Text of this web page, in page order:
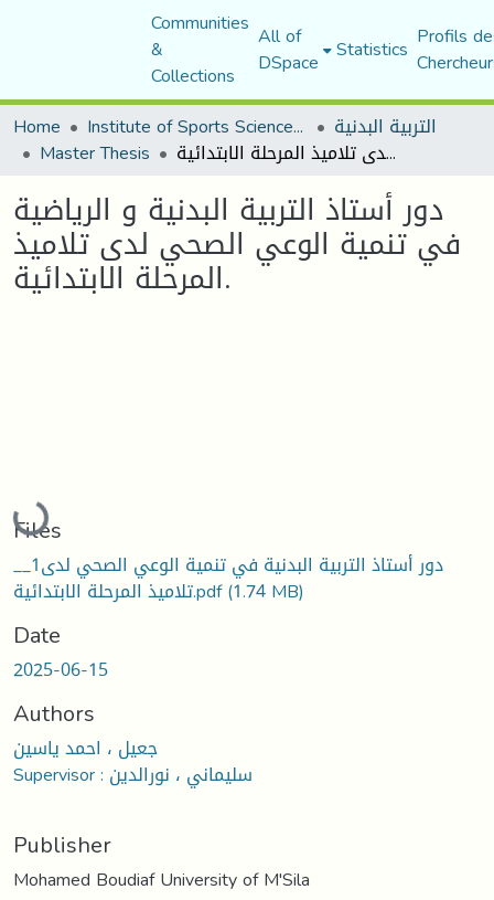
Communities
&
Collections
All of
DSpace Statistics Profils
Home
Institute of Sports Sciences and Techniques التربية البدنية
Master Thesis دور أستاذ التربية البدنية و الرياضية في تنمية الوعي الصحي لدى تلاميذ المرحلة الابتدائية.
دور أستاذ التربية البدنية و الرياضية
في تنمية الوعي الصحي لدى تلاميذ
المرحلة الابتدائية.
Loading...
Files
__1دور أستاذ التربية البدنية في تنمية الوعي الصحي لدى
تلاميذ المرحلة الابتدائية.pdf(1.74 MB)
Date
2025-06-15
Authors
جعيل ، احمد ياسين
Supervisor : سليماني ، نورالدين
Publisher
Mohamed Boudiaf University of M'Sila